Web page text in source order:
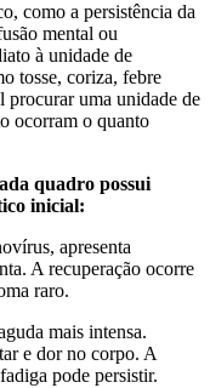
como a persistência da
mental ou
à unidade de
tosse, coriza, febre
procurar uma unidade de
ocorram o quanto
quadro possui
inicial:
apresenta
A recuperação ocorre
raro.
mais intensa.
e dor no corpo. A
pode persistir.